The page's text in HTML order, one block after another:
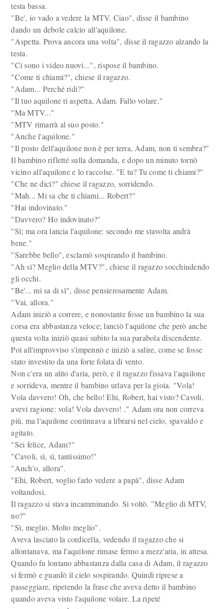
testa bassa.
"Be', io vado a vedere la MTV. Ciao", disse il bambino
dando un debole calcio all'aquilone.
"Aspetta. Prova ancora una volta", disse il ragazzo alzando la
testa.
"Ci sono i video nuovi...", rispose il bambino.
"Come ti chiami?", chiese il ragazzo.
"Adam... Perché ridi?"
"Il tuo aquilone ti aspetta, Adam. Fallo volare."
"Ma MTV..."
"MTV rimarrà al suo posto."
"Anche l'aquilone."
"Il posto dell'aquilone non è per terra, Adam, non ti sembra?"
Il bambino rifletté sulla domanda, e dopo un minuto tornò
vicino all'aquilone e lo raccolse. "E tu? Tu come ti chiami?"
"Che ne dici?" chiese il ragazzo, sorridendo.
"Mah... Mi sa che ti chiami... Robert?"
"Hai indovinato."
"Davvero? Ho indovinato?"
"Sì; ma ora lancia l'aquilone: secondo me stavolta andrà
bene."
"Sarebbe bello", esclamò sospirando il bambino.
"Ah sì? Meglio della MTV?", chiese il ragazzo socchiudendo
gli occhi.
"Be'... mi sa di sì", disse pensierosamente Adam.
"Vai, allora."
Adam iniziò a correre, e nonostante fosse un bambino la sua
corsa era abbastanza veloce; lanciò l'aquilone che però anche
questa volta iniziò quasi subito la sua parabola discendente.
Poi all'improvviso s'impennò e iniziò a salire, come se fosse
stato investito da una forte folata di vento.
Non c'era un alito d'aria, però, e il ragazzo fissava l'aquilone
e sorrideva, mentre il bambino urlava per la gioia. "Vola!
Vola davvero! Oh, che bello! Ehi, Robert, hai visto? Cavoli,
avevi ragione: vola! Vola davvero! ." Adam ora non correva
più, ma l'aquilone continuava a librarsi nel cielo, spavaldo e
agitato.
"Sei felice, Adam?"
"Cavoli, sì, sì, tantissimo!"
"Anch'o, allora".
"Ehi, Robert, voglio farlo vedere a papà", disse Adam
voltandosi.
Il ragazzo si stava incamminando. Si voltò. "Meglio di MTV,
no?"
"Sì, meglio. Molto meglio".
Aveva lasciato la cordicella, vedendo il ragazzo che si
allontanava, ma l'aquilone rimase fermo a mezz'aria, in attesa.
Quando fu lontano abbastanza dalla casa di Adam, il ragazzo
si fermò e guardò il cielo sospirando. Quindi riprese a
passeggiare, ripetendo la frase che aveva detto il bambino
quando aveva visto l'aquilone volare. La ripeté